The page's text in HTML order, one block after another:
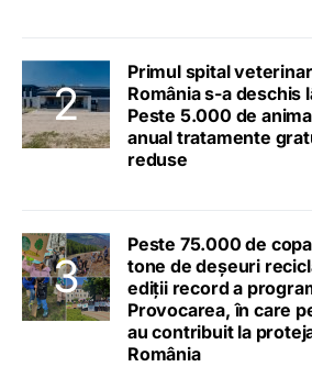
Primul spital
România s-a deschis
Peste 5.000 de
anual tratamente
reduse
Peste 75.000 de
tone de deșeuri
ediții record a
Provocarea, în care
au contribuit la
România